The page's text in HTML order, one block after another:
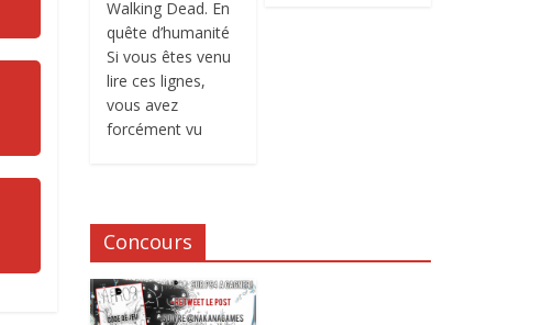
Walking Dead. En
quête d’humanité
Si vous êtes venu
lire ces lignes,
vous avez
forcément vu
Concours